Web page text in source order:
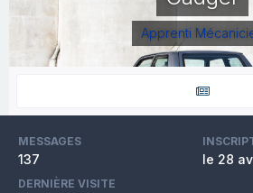
Apprenti
MESSAGES
137 le 28
DERNIÈRE VISITE